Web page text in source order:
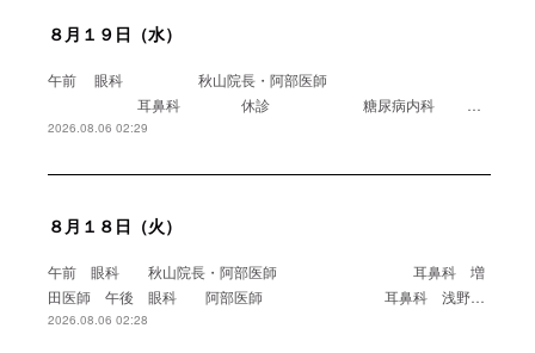
８月１９日（水）
午前 眼科 秋山院長・阿部医師
耳鼻科 休診 糖尿病内科 …
2026.08.06 02:29
８月１８日（火）
午前 眼科 秋山院長・阿部医師 耳鼻科 増
田医師 午後 眼科 阿部医師 耳鼻科 浅野…
2026.08.06 02:28